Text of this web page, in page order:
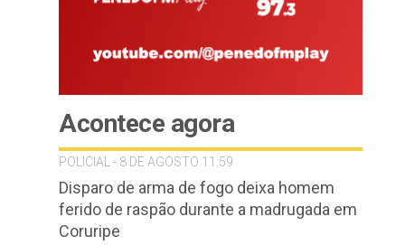
Acontece agora
POLICIAL - 8 DE AGOSTO 11:59
Disparo de arma de fogo deixa homem
ferido de raspão durante a madrugada em
Coruripe